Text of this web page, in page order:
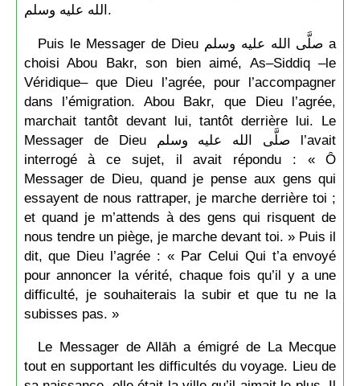
الله عليه وسلم.
Puis le Messager de Dieu صلَّى الله عليه وسلم a
choisi Abou Bakr, son bien aimé, As–Siddiq –le
Véridique– que Dieu l’agrée, pour l’accompagner
dans l’émigration. Abou Bakr, que Dieu l’agrée,
marchait tantôt devant lui, tantôt derrière lui. Le
Messager de Dieu صلَّى الله عليه وسلم l’avait
interrogé à ce sujet, il avait répondu : « Ô
Messager de Dieu, quand je pense aux gens qui
essayent de nous rattraper, je marche derrière toi ;
et quand je m’attends à des gens qui risquent de
nous tendre un piège, je marche devant toi. » Puis il
dit, que Dieu l’agrée : « Par Celui Qui t’a envoyé
pour annoncer la vérité, chaque fois qu’il y a une
difficulté, je souhaiterais la subir et que tu ne la
subisses pas. »
Le Messager de Allāh a émigré de La Mecque
tout en supportant les difficultés du voyage. Lieu de